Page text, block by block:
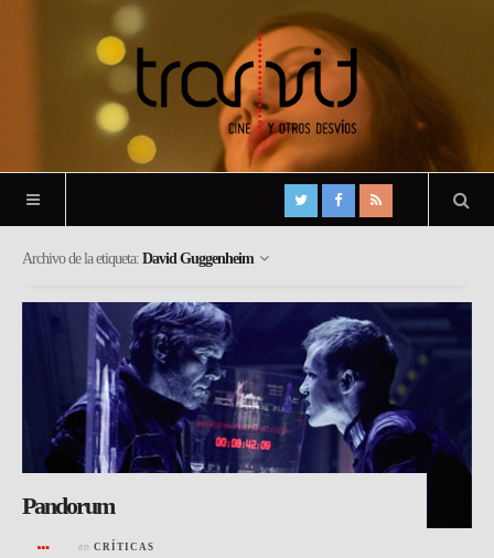
Archivo de la etiqueta: David Guggenheim
Pandorum
en CRÍTICAS